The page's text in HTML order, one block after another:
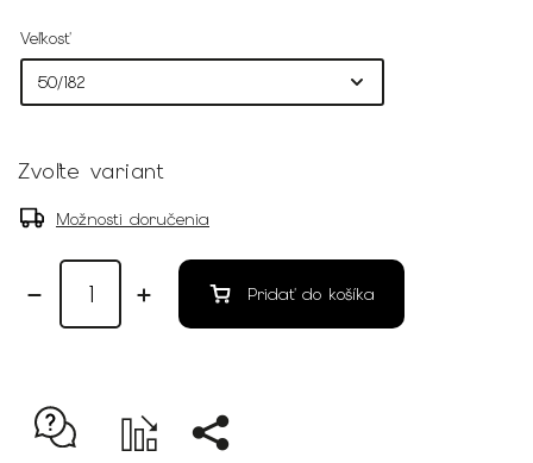
Veľkosť
Zvoľte variant
Možnosti doručenia
Pridať do košíka